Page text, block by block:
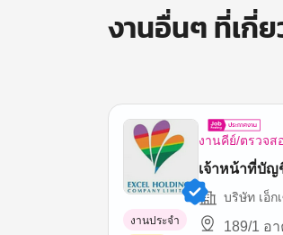
งานอื่นๆ ที่เกี่
งานคีย์/ตรวจส
เจ้าหน้าที่บัญ
บริษัท เอ็ก
189/1 อ
งานประจำ